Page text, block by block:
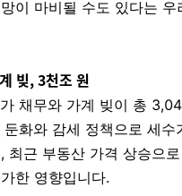
이 마비될 수도 있다는 우
빚, 3천조 원
채무와 가계 빚이 총
화와 감세 정책으로 세수
최근 부동산 가격 상승으
한 영향입니다.